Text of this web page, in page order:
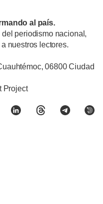
al país.
periodismo nacional,
nuestros lectores.
06800 Ciudad
Project